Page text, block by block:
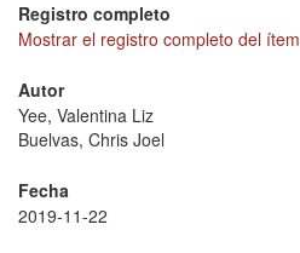
Registro completo
Mostrar el registro completo del ítem
Autor
Yee, Valentina Liz
Buelvas, Chris Joel
Fecha
2019-11-22